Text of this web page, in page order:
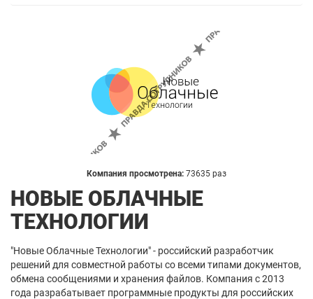
Компания просмотрена: 73635 раз
НОВЫЕ ОБЛАЧНЫЕ
ТЕХНОЛОГИИ
"Новые Облачные Технологии" - российский разработчик
решений для совместной работы со всеми типами документов,
обмена сообщениями и хранения файлов. Компания с 2013
года разрабатывает программные продукты для российских